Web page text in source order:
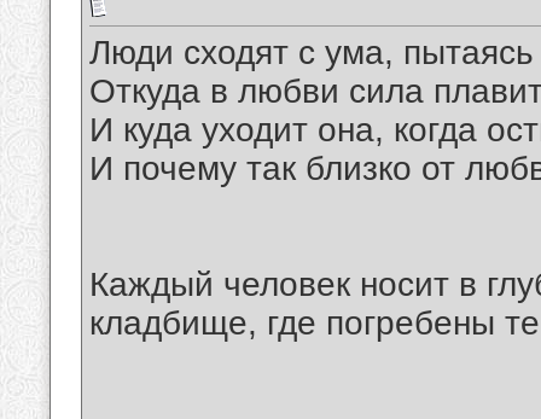
Люди сходят с ума, пытаясь
Откуда в любви сила
И куда уходит она, когда
И почему так близко от
Каждый человек носит в
кладбище, где погребены